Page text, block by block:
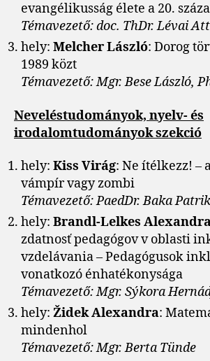
evangélikusság élete a 20.
Témavezető: doc. ThDr. Lévai
hely: Melcher László: Dorog
1989 közt
Témavezető: Mgr. Bese László,
Neveléstudományok, nyelv- és
irodalomtudományok szekció
hely: Kiss Virág: Ne ítélkezz! –
vámpír vagy zombi
Témavezető: PaedDr. Baka
hely: Brandl-Lelkes
zdatnosť pedagógov v oblasti
vzdelávania – Pedagógusok
vonatkozó énhatékonysága
Témavezető: Mgr. Sýkora
hely: Židek Alexandra:
mindenhol
Témavezető: Mgr. Berta Tünde